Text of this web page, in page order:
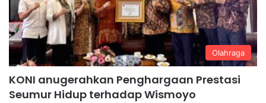
Olahraga
KONI anugerahkan Penghargaan Prestasi
Seumur Hidup terhadap Wismoyo